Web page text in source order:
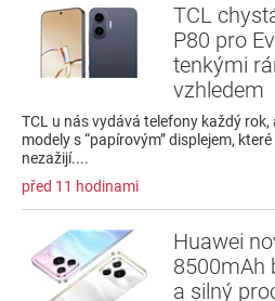
TCL
P80 pro
tenkými
vzhledem
TCL u nás vydává telefony každý
modely s “papírovým” displejem,
nezažijí....
před 11 hodinami
Huawei
8500mAh
a silný